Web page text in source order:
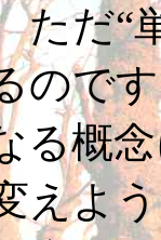
ただ“
ので
る概
えよ